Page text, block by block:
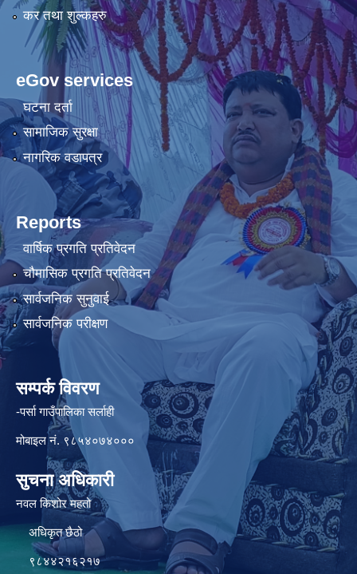
कर तथा शुल्कहरु
eGov services
घटना दर्ता
सामाजिक सुरक्षा
नागरिक वडापत्र
Reports
वार्षिक प्रगति प्रतिवेदन
चौमासिक प्रगति प्रतिवेदन
सार्वजनिक सुनुवाई
सार्वजनिक परीक्षण
सम्पर्क विवरण
-पर्सा गाउँपालिका सर्लाही
मोबाइल नं. ९८५४०७४०००
सुचना अधिकारी
नवल किशोर महतो
अधिकृत छैठो
९८४४२१६२१७